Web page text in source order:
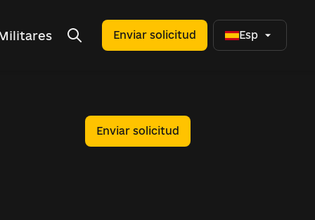
Enviar solicitud Esp
Enviar solicitud